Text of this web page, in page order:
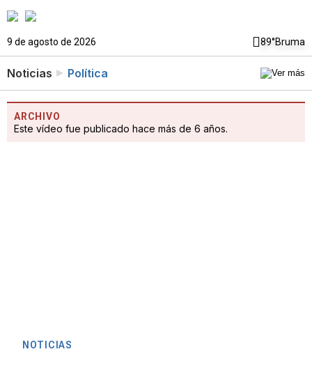
9 de agosto de 2026 89°Bruma
Noticias Política
ARCHIVO
Este vídeo fue publicado hace más de 6 años.
NOTICIAS